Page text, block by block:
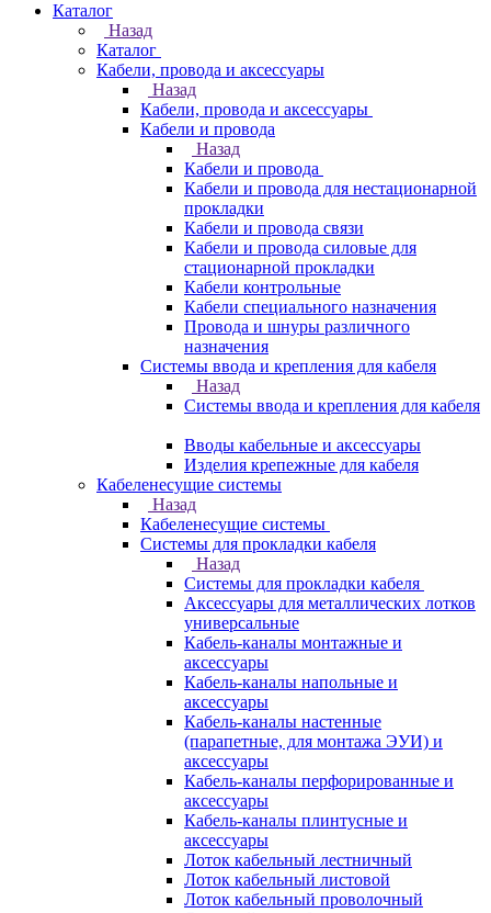
Каталог
Назад
Каталог
Кабели, провода и аксессуары
Назад
Кабели, провода и аксессуары
Кабели и провода
Назад
Кабели и провода
Кабели и провода для нестационарной
прокладки
Кабели и провода связи
Кабели и провода силовые для
стационарной прокладки
Кабели контрольные
Кабели специального назначения
Провода и шнуры различного
назначения
Системы ввода и крепления для кабеля
Назад
Системы ввода и крепления для кабеля
Вводы кабельные и аксессуары
Изделия крепежные для кабеля
Кабеленесущие системы
Назад
Кабеленесущие системы
Системы для прокладки кабеля
Назад
Системы для прокладки кабеля
Аксессуары для металлических лотков
универсальные
Кабель-каналы монтажные и
аксессуары
Кабель-каналы напольные и
аксессуары
Кабель-каналы настенные
(парапетные, для монтажа ЭУИ) и
аксессуары
Кабель-каналы перфорированные и
аксессуары
Кабель-каналы плинтусные и
аксессуары
Лоток кабельный лестничный
Лоток кабельный листовой
Лоток кабельный проволочный